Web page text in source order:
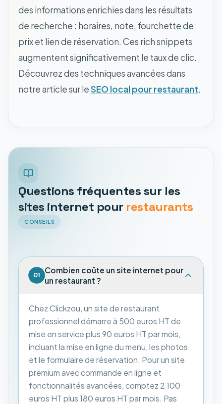
des informations enrichies dans les résultats
de recherche : horaires, note, fourchette de
prix et lien de réservation. Ces rich snippets
augmentent significativement le taux de clic.
Découvrez des techniques avancées dans
notre article sur leSEO local pour restaurant.
Questions fréquentes sur les
sites internet pour restaurants
CONSEILS
01
Combien coûte un site internet pour
un restaurant ?
Chez Clickzou, un site de restaurant
professionnel démarre à 500 euros HT de
mise en service plus 90 euros HT par mois,
incluant la mise en ligne du menu, les photos
et le formulaire de réservation. Pour un site
premium avec commande en ligne et
fonctionnalités avancées, comptez 2 100
euros HT plus 180 euros HT par mois. Pas